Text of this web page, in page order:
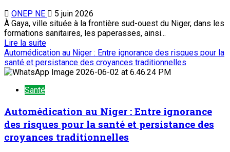
ONEP NE
5 juin 2026
À Gaya, ville située à la frontière sud-ouest du Niger, dans les
formations sanitaires, les paperasses, ainsi...
Lire la suite
Automédication au Niger : Entre ignorance des risques pour la
santé et persistance des croyances traditionnelles
Santé
Automédication au Niger : Entre ignorance
des risques pour la santé et persistance des
croyances traditionnelles